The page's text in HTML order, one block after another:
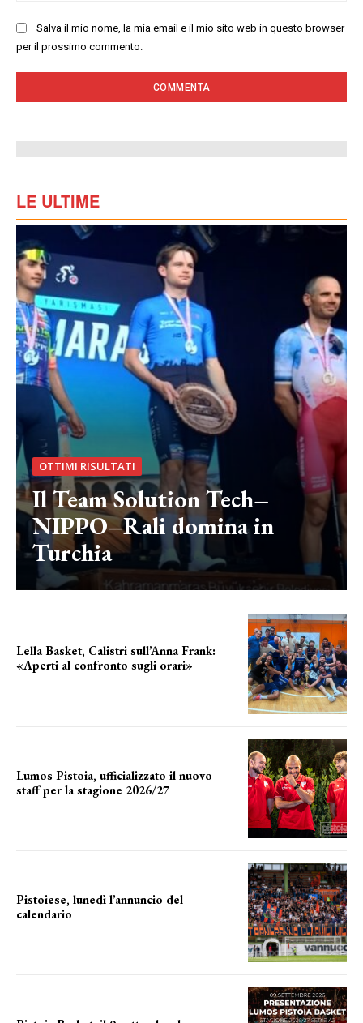
Salva il mio nome, la mia email e il mio sito web in questo browser
per il prossimo commento.
LE ULTIME
OTTIMI RISULTATI
Il Team Solution Tech–
NIPPO–Rali domina in
Turchia
Lella Basket, Calistri sull’Anna Frank:
«Aperti al confronto sugli orari»
Lumos Pistoia, ufficializzato il nuovo
staff per la stagione 2026/27
Pistoiese, lunedì l’annuncio del
calendario